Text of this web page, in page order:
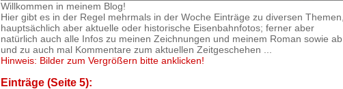
Willkommen in meinem Blog!
Hier gibt es in der Regel mehrmals in der Woche Einträge zu diversen Themen,
hauptsächlich aber aktuelle oder historische Eisenbahnfotos; ferner aber
natürlich auch alle Infos zu meinen Zeichnungen und meinem Roman sowie ab
und zu auch mal Kommentare zum aktuellen Zeitgeschehen ...
Hinweis: Bilder zum Vergrößern bitte anklicken!
Einträge (Seite 5):